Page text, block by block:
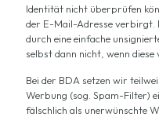
Identität nicht überprüfen
der E-Mail-Adresse verbirgt.
durch eine einfache
selbst dann nicht, wenn diese
Bei der BDA setzen wir
Werbung (sog. Spam-Filter)
fälschlich als unerwünschte